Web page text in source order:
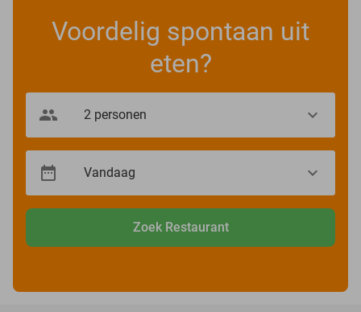
Voordelig spontaan uit
eten?
Zoek Restaurant